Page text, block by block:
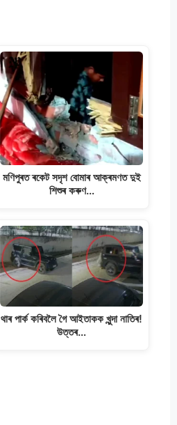
মণিপুৰত ৰকেট সদৃশ বোমাৰ আক্ৰমণত দুই
শিশুৰ কৰুণ…
থাৰ পাৰ্ক কৰিবলৈ গৈ আইতাকক খুন্দা নাতিৰ!
উত্তৰ…